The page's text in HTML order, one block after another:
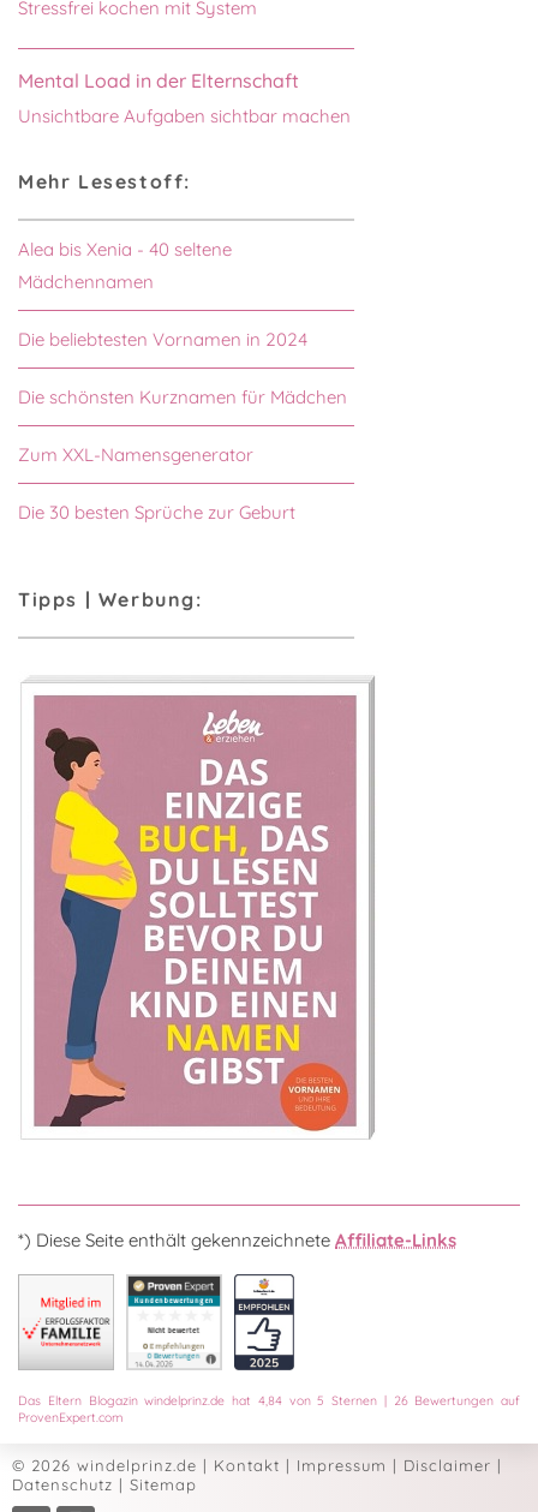
Stressfrei kochen mit System
Mental Load in der Elternschaft
Unsichtbare Aufgaben sichtbar machen
Mehr Lesestoff:
Alea bis Xenia - 40 seltene
Mädchennamen
Die beliebtesten Vornamen in 2024
Die schönsten Kurznamen für Mädchen
Zum XXL-Namensgenerator
Die 30 besten Sprüche zur Geburt
Tipps | Werbung:
*) Diese Seite enthält gekennzeichnete Affiliate-Links
Das Eltern Blogazin windelprinz.de hat 4,84von5 Sternen | 26Bewertungen auf
ProvenExpert.com
© 2026 windelprinz.de | Kontakt | Impressum | Disclaimer |
Datenschutz | Sitemap